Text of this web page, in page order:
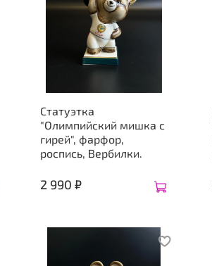
Статуэтка
"Олимпийский мишка с
гирей", фарфор,
роспись, Вербилки.
2 990 ₽